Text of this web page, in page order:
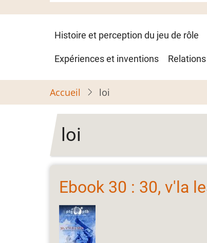
Navigation
principale
Histoire et perception du jeu de rôle
Expériences et inventions
Accueil loi
loi
Ebook 30 : 30, v'la